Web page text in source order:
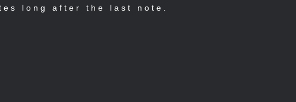
long after the last note.